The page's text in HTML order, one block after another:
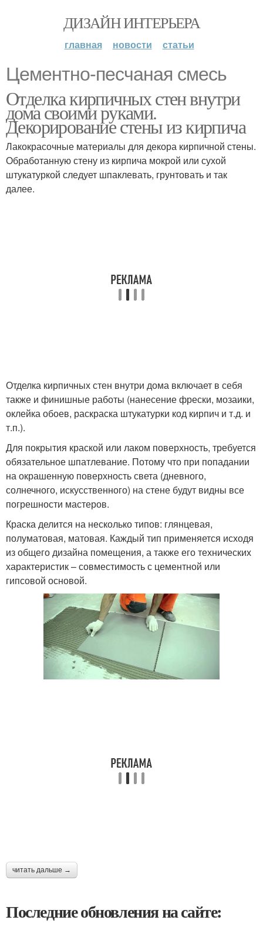
ДИЗАЙН ИНТЕРЬЕРА
главная новости статьи
Цементно-песчаная смесь
Отделка кирпичных стен внутри
дома своими руками.
Декорирование стены из кирпича
Лакокрасочные материалы для декора кирпичной стены.
Обработанную стену из кирпича мокрой или сухой
штукатуркой следует шпаклевать, грунтовать и так
далее.
Отделка кирпичных стен внутри дома включает в себя
также и финишные работы (нанесение фрески, мозаики,
оклейка обоев, раскраска штукатурки код кирпич и т.д. и
т.п.).
Для покрытия краской или лаком поверхность, требуется
обязательное шпатлевание. Потому что при попадании
на окрашенную поверхность света (дневного,
солнечного, искусственного) на стене будут видны все
погрешности мастеров.
Краска делится на несколько типов: глянцевая,
полуматовая, матовая. Каждый тип применяется исходя
из общего дизайна помещения, а также его технических
характеристик – совместимость с цементной или
гипсовой основой.
читать дальше →
Последние обновления на сайте: